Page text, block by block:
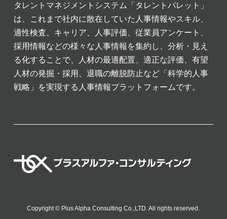
タレントマネジメントシステム「タレントパレット」
は、これまで社内に散在していた人事情報やスキル、
適性検査、キャリア、人事評価、従業員アンケート、
採用情報などの様々な人事情報を集約し、分析・見え
る化することで、人材の最適配置、適正な評価、有望
人材の発掘・採用、退職の離脱防止など「科学的人事
戦略」を実現する人事情報プラットフォームです。
Copyright © Plus Alpha Consulting Co.,LTD. All rights reserved.